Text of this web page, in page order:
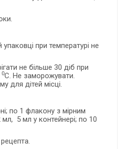
упаковці при температурі не
не більше 30 діб при
0С. Не заморожувати.
для дітей місці.
по 1 флакону з мірним
5 мл у контейнері; по 10